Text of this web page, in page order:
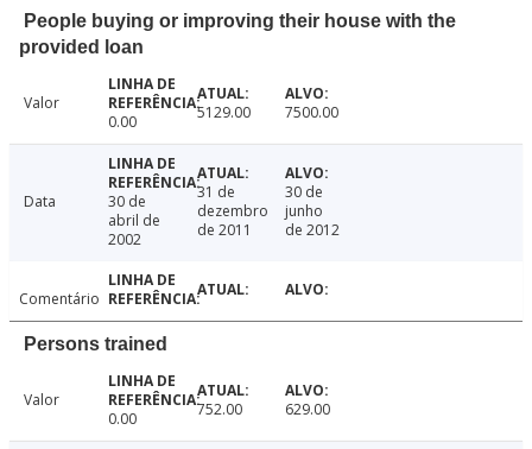
People buying or improving their house with the
provided loan
Valor
0.00
5129.00 7500.00
Data
30 de
abril de
2002
31 de
dezembro
de 2011
30 de
junho
de 2012
Comentário
Persons trained
Valor
0.00
752.00 629.00